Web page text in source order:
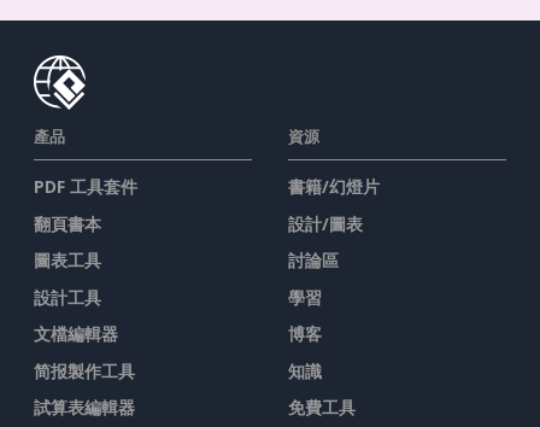
產品
PDF 工具套件
翻頁書本
圖表工具
設計工具
文檔編輯器
简报製作工具
試算表編輯器
資源
書籍/幻燈片
設計/圖表
討論區
學習
博客
知識
免費工具